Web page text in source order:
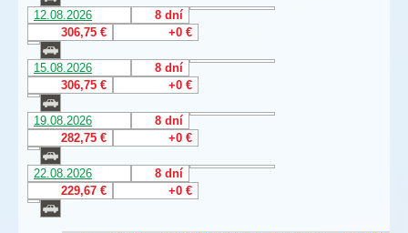
12.08.2026
8 dní
306,75 €
+0 €
15.08.2026
8 dní
306,75 €
+0 €
19.08.2026
8 dní
282,75 €
+0 €
22.08.2026
8 dní
229,67 €
+0 €